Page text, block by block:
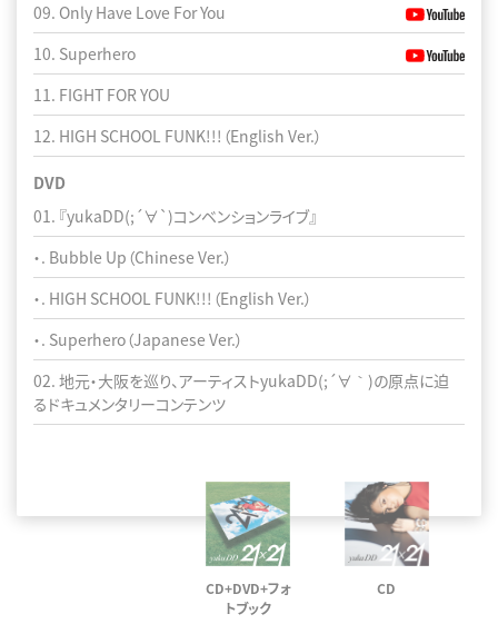
09. Only Have Love For You
10. Superhero
11. FIGHT FOR YOU
12. HIGH SCHOOL FUNK!!!（English Ver.）
DVD
01. 『yukaDD(;´∀`)コンベンションライブ』
・. Bubble Up（Chinese Ver.）
・. HIGH SCHOOL FUNK!!!（English Ver.）
・. Superhero（Japanese Ver.）
02. 地元・大阪を巡り、アーティストyukaDD(;´∀｀)の原点に迫
るドキュメンタリーコンテンツ
10. Superhero
11. FIGHT FOR YOU
12. HIGH SCHOOL FUNK!!!（English Ver.）
CD+DVD+フォ
トブック
CD